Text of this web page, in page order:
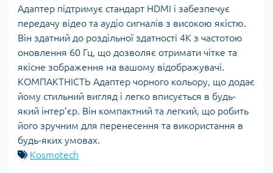
Адаптер підтримує стандарт HDMI і забезпечує
передачу відео та аудіо сигналів з високою якістю.
Він здатний до роздільної здатності 4K з частотою
оновлення 60 Гц, що дозволяє отримати чітке та
якісне зображення на вашому відображувачі.
КОМПАКТНІСТЬ Адаптер чорного кольору, що додає
йому стильний вигляд і легко вписується в будь-
який інтер’єр. Він компактний та легкий, що робить
його зручним для перенесення та використання в
будь-яких умовах.
Kosmotech